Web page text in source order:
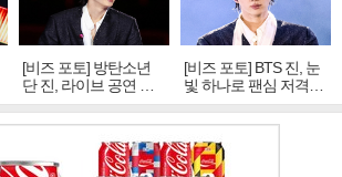
[비즈 포토] 방탄소년
단 진, 라이브 공연 중
빛나는 독보적 아우라
[비즈 포토] BTS 진, 눈
빛 하나로 팬심 저격…
독보적 카리스마